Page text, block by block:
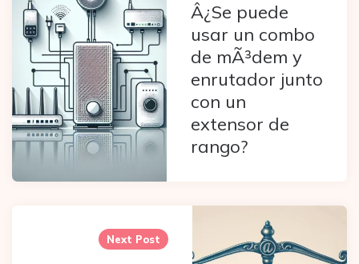
Â¿Se puede
usar un combo
de mÃ³dem y
enrutador junto
con un
extensor de
rango?
Next Post